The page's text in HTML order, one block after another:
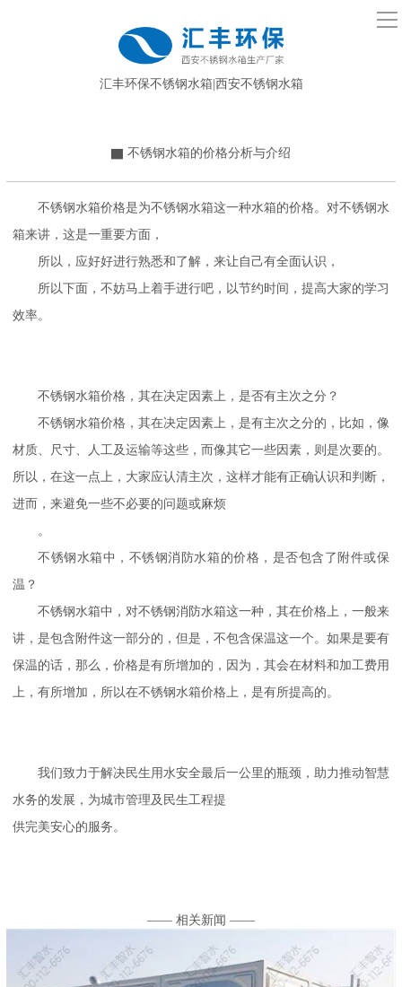
导
首页
304不锈钢水箱
地埋式水箱
不锈钢保温水箱
案例展示
汇丰环保不锈钢水箱|西安不锈钢水箱
▇ 不锈钢水箱的价格分析与介绍
不锈钢水箱价格是为不锈钢水箱这一种水箱的价格。对不锈钢水
箱来讲，这是一重要方面，
所以，应好好进行熟悉和了解，来让自己有全面认识，
所以下面，不妨马上着手进行吧，以节约时间，提高大家的学习
效率。
不锈钢水箱价格，其在决定因素上，是否有主次之分？
不锈钢水箱价格，其在决定因素上，是有主次之分的，比如，像
材质、尺寸、人工及运输等这些，而像其它一些因素，则是次要的。
所以，在这一点上，大家应认清主次，这样才能有正确认识和判断，
进而，来避免一些不必要的问题或麻烦
。
不锈钢水箱中，不锈钢消防水箱的价格，是否包含了附件或保
温？
不锈钢水箱中，对不锈钢消防水箱这一种，其在价格上，一般来
讲，是包含附件这一部分的，但是，不包含保温这一个。如果是要有
保温的话，那么，价格是有所增加的，因为，其会在材料和加工费用
上，有所增加，所以在不锈钢水箱价格上，是有所提高的。
我们致力于解决民生用水安全最后一公里的瓶颈，助力推动智慧
水务的发展，为城市管理及民生工程提
供完美安心的服务。
—— 相关新闻 ——